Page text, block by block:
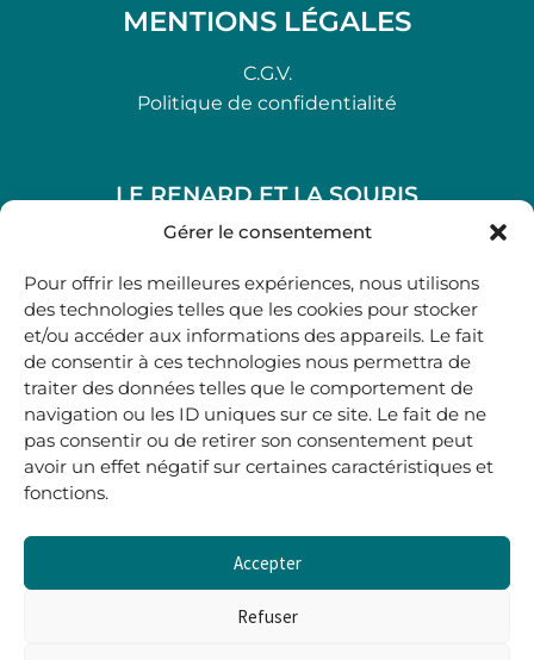
Gérer le consentement
Pour offrir les meilleures expériences, nous utilisons
des technologies telles que les cookies pour stocker
et/ou accéder aux informations des appareils. Le fait
de consentir à ces technologies nous permettra de
traiter des données telles que le comportement de
navigation ou les ID uniques sur ce site. Le fait de ne
pas consentir ou de retirer son consentement peut
avoir un effet négatif sur certaines caractéristiques et
fonctions.
Accepter
Refuser
MENTIONS LÉGALES
C.G.V.
Politique de confidentialité
LE RENARD ET LA SOURIS
48, rue Maubec 33210 LANGON
05 40 41 37 18
.
MARDI AU SAMEDI
10H00-12H45 | 14H00 -19H00
boutique@lerenardetlasouris.com